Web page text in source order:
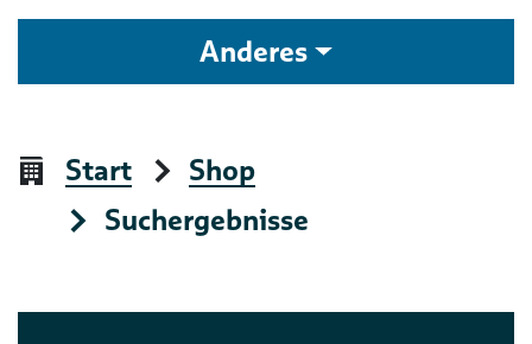
Anderes
Start
Shop
Suchergebnisse